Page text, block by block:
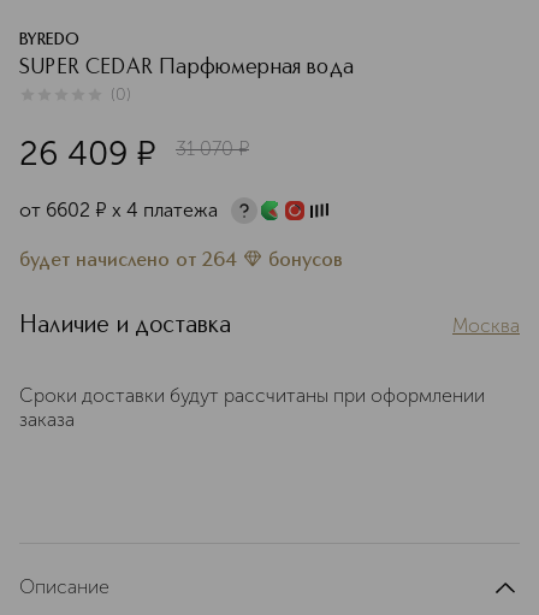
BYREDO
SUPER CEDAR Парфюмерная вода
(0)
26 409 ¤ 31 070 ¤
от 6602 ¤ х 4 платежа
будет начислено от 264 бонусов
Наличие и доставка Москва
Сроки доставки будут рассчитаны при оформлении
заказа
Описание